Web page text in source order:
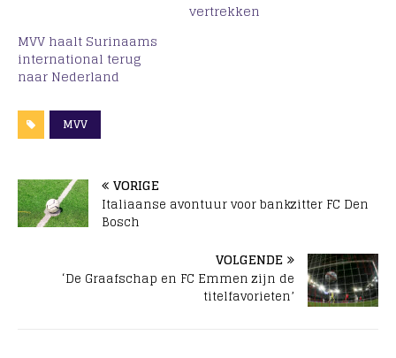
vertrekken
MVV haalt Surinaams
international terug
naar Nederland
MVV
VORIGE
Italiaanse avontuur voor bankzitter FC Den
Bosch
VOLGENDE
‘De Graafschap en FC Emmen zijn de
titelfavorieten’